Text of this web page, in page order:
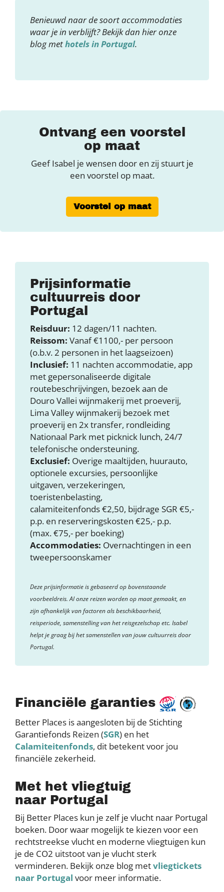
Benieuwd naar de soort accommodaties
waar je in verblijft? Bekijk dan hier onze
blog methotels in Portugal.
Ontvang een voorstel
op maat
Geef Isabel je wensen door en zij stuurt je
een voorstel op maat.
Voorstel op maat
Prijsinformatie
cultuurreis door
Portugal
Reisduur: 12 dagen/11 nachten.
Reissom: Vanaf €1100,- per persoon
(o.b.v. 2 personen in het laagseizoen)
Inclusief: 11 nachten accommodatie, app
met gepersonaliseerde digitale
routebeschrijvingen, bezoek aan de
Douro Vallei wijnmakerij met proeverij,
Lima Valley wijnmakerij bezoek met
proeverij en 2x transfer, rondleiding
Nationaal Park met picknick lunch, 24/7
telefonische ondersteuning.
Exclusief: Overige maaltijden, huurauto,
optionele excursies, persoonlijke
uitgaven, verzekeringen,
toeristenbelasting,
calamiteitenfonds €2,50, bijdrage SGR €5,-
p.p. en reserveringskosten €25,- p.p.
(max. €75,- per boeking)
Accommodaties: Overnachtingen in een
tweepersoonskamer
Deze prijsinformatie is gebaseerd op bovenstaande
voorbeeldreis. Al onze reizen worden op maat gemaakt, en
zijn afhankelijk van factoren als beschikbaarheid,
reisperiode, samenstelling van het reisgezelschap etc. Isabel
helpt je graag bij het samenstellen van jouw cultuurreis door
Portugal.
Financiële garanties
Better Places is aangesloten bij de Stichting
Garantiefonds Reizen (SGR) en het
Calamiteitenfonds, dit betekent voor jou
financiële zekerheid.
Met het vliegtuig
naar Portugal
Bij Better Places kun je zelf je vlucht naar Portugal
boeken. Door waar mogelijk te kiezen voor een
rechtstreekse vlucht en moderne vliegtuigen kun
je de CO2 uitstoot van je vlucht sterk
verminderen. Bekijk onze blog metvliegtickets
naar Portugal voor meer informatie.